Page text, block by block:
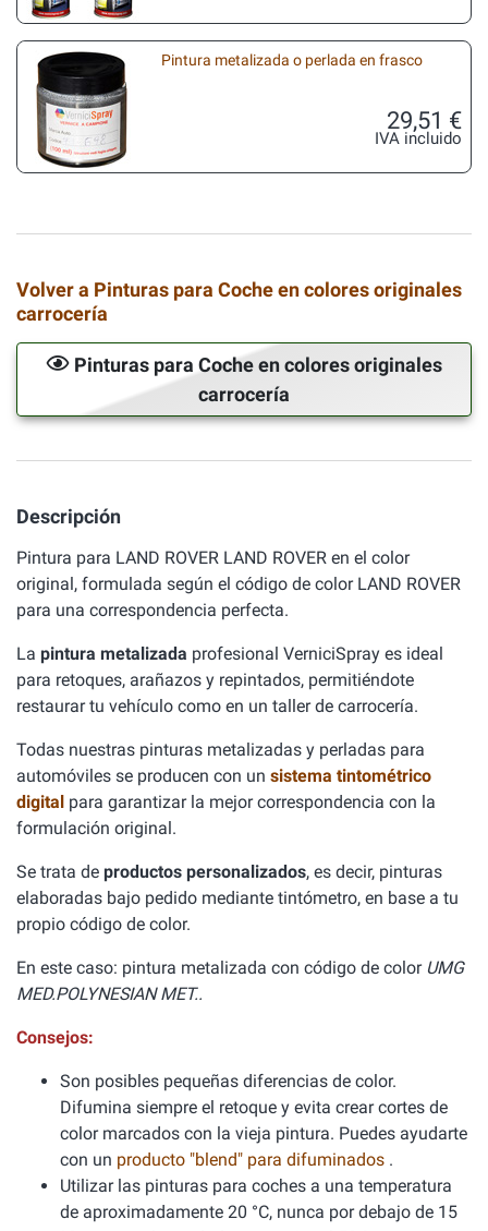
Pintura metalizada o perlada en frasco
29,51 €
IVA incluido
Volver a Pinturas para Coche en colores originales
carrocería
Pinturas para Coche en colores originales
carrocería
Descripción
Pintura para LAND ROVER LAND ROVER en el color
original, formulada según el código de color LAND ROVER
para una correspondencia perfecta.
La pintura metalizada profesional VerniciSpray es ideal
para retoques, arañazos y repintados, permitiéndote
restaurar tu vehículo como en un taller de carrocería.
Todas nuestras pinturas metalizadas y perladas para
automóviles se producen con un sistema tintométrico
digital para garantizar la mejor correspondencia con la
formulación original.
Se trata de productos personalizados, es decir, pinturas
elaboradas bajo pedido mediante tintómetro, en base a tu
propio código de color.
En este caso: pintura metalizada con código de color UMG
MED.POLYNESIAN MET..
Consejos:
Son posibles pequeñas diferencias de color.
Difumina siempre el retoque y evita crear cortes de
color marcados con la vieja pintura. Puedes ayudarte
con un producto "blend" para difuminados .
Utilizar las pinturas para coches a una temperatura
de aproximadamente 20 °C, nunca por debajo de 15